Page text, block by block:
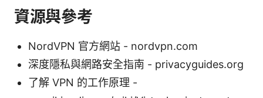
資源與參考
NordVPN 官方網站 - nordvpn.com
深度隱私與網路安全指南 - privacyguides.org
了解 VPN 的工作原理 -